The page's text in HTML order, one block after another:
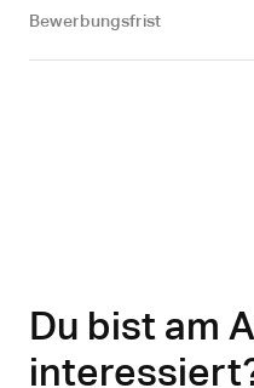
Bewerbungsfrist
Du bist am